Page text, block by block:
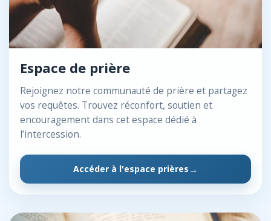
Espace de prière
Rejoignez notre communauté de prière et partagez
vos requêtes. Trouvez réconfort, soutien et
encouragement dans cet espace dédié à
l’intercession.
Accéder à l'espace prières